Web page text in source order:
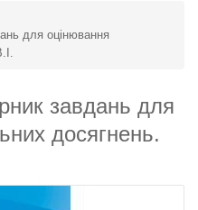
для оцінювання
завдань для
досягнень.